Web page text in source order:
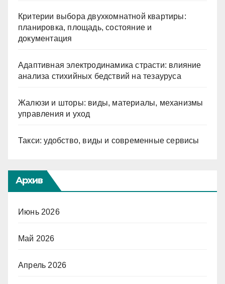
Критерии выбора двухкомнатной квартиры:
планировка, площадь, состояние и
документация
Адаптивная электродинамика страсти: влияние
анализа стихийных бедствий на тезауруса
Жалюзи и шторы: виды, материалы, механизмы
управления и уход
Такси: удобство, виды и современные сервисы
Архив
Июнь 2026
Май 2026
Апрель 2026